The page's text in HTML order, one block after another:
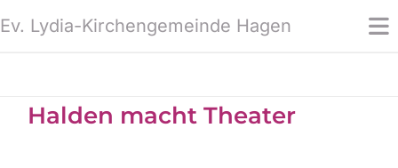
Ev. Lydia-Kirchengemeinde Hagen
Halden macht Theater